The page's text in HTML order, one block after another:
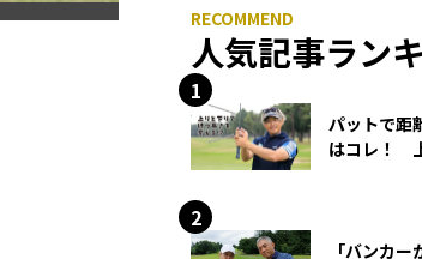
人気記事ラン
パットで距
はコレ！
「バンカ